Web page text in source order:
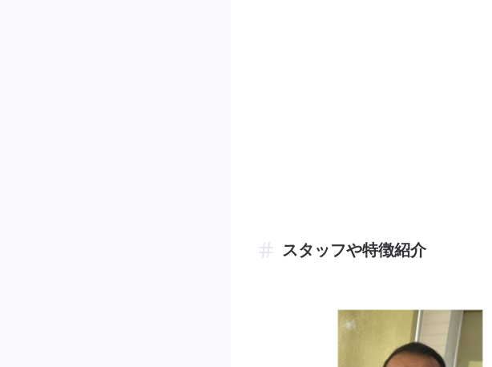
スタッフや特徴紹介